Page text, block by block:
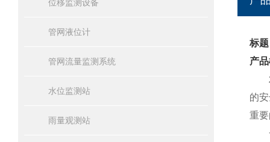
位移监测设备
管网液位计
管网流量监测系统
水位监测站
雨量观测站
标
产
的
重
一